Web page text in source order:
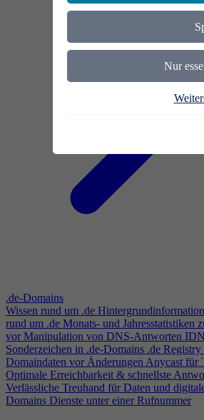
Nur
.de-Domains
Wissen rund um .de
rund um .de Monats- und Jahresstatistiken
vor Manipulation von DNS-Antworten
Sonderzeichen in .de-Domains .de
Domaindaten vor ÄnderungenAnycast für
Optimale Erreichbarkeit & schnellste
Verlässliche Treuhand für Daten und
Domains Dienste unter einer Rufnummer